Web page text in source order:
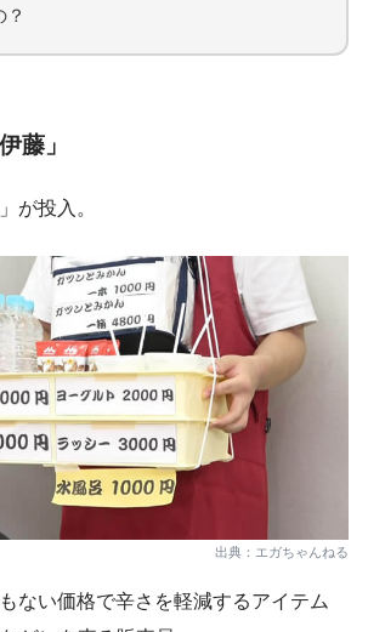
？
藤」
が投入。
出典：エガちゃんねる
ない価格で辛さを軽減するアイテム